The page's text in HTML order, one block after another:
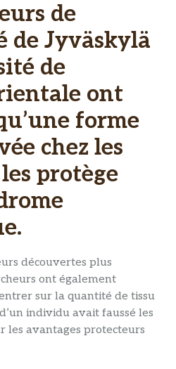
de
de Jyväskylä
de
ont
forme
chez les
protège
découvertes plus
ont également
sur la quantité de tissu
individu avait faussé les
les avantages protecteurs